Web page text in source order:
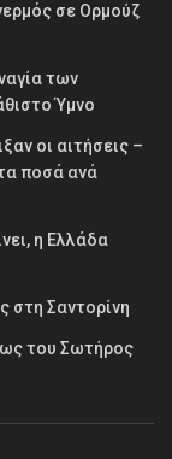
σε Ορμούζ
των
Ύμνο
οι αιτήσεις –
ποσά ανά
η Ελλάδα
Σαντορίνη
του Σωτήρος